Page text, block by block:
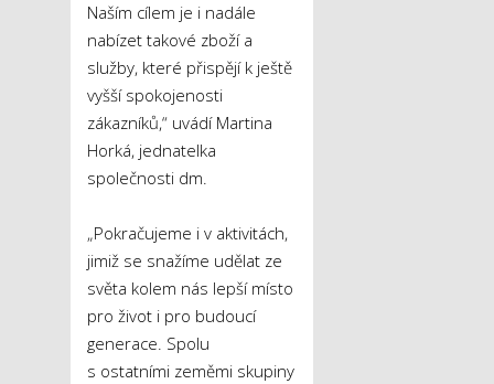
Naším cílem je i nadále
nabízet takové zboží a
služby, které přispějí k ještě
vyšší spokojenosti
zákazníků,“ uvádí Martina
Horká, jednatelka
společnosti dm.
„Pokračujeme i v aktivitách,
jimiž se snažíme udělat ze
světa kolem nás lepší místo
pro život i pro budoucí
generace. Spolu
s ostatními zeměmi skupiny